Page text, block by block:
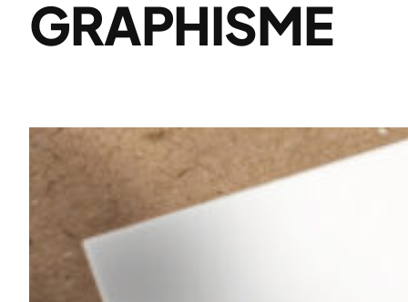
GRAPHISME